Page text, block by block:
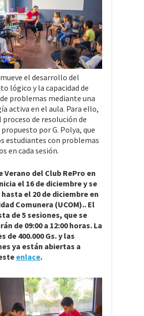
el desarrollo del
lógico y la capacidad de
problemas mediante una
activa en el aula. Para ello,
de resolución de
por G. Polya, que
estudiantes con problemas
en cada sesión.
Verano del Club RePro en
el 16 de diciembre y se
el 20 de diciembre en
Comunera (UCOM).. El
de 5 sesiones, que se
de 09:00 a 12:00 horas. La
de 400.000 Gs. y las
ya están abiertas a
enlace.